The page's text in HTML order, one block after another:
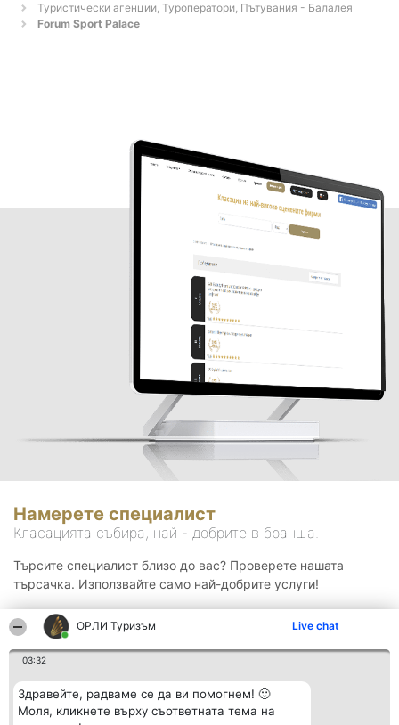
ОРЛИ Туризъм Live chat
03:32
Здравейте, радваме се да ви помогнем! 🙂
Моля, кликнете върху съответната тема на
Туристически агенции, Туроператори, Пътувания - Балалея
Forum Sport Palace
Намерете специалист
Класацията събира, най - добрите в бранша.
Търсите специалист близо до вас? Проверете нашата
търсачка. Използвайте само най-добрите услуги!